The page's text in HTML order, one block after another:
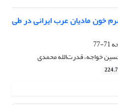
خون مادیان عرب ایرانی در طی
71-77
خواجه، قدرت‌الله محمدی